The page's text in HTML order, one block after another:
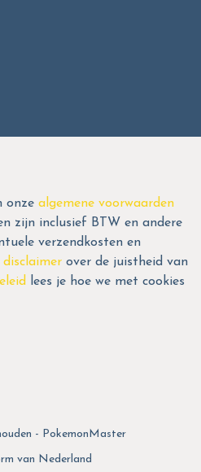
onze algemene voorwaarden
zijn inclusief BTW en andere
verzendkosten en
disclaimer over de juistheid van
lees je hoe we met cookies
- PokemonMaster
van Nederland